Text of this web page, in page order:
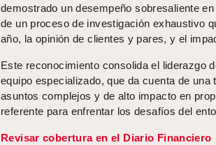
demostrado un desempeño sobresaliente
de un proceso de investigación exhaustivo
año, la opinión de clientes y pares, y el
Este reconocimiento consolida el liderazgo
equipo especializado, que da cuenta de
asuntos complejos y de alto impacto en
referente para enfrentar los desafíos del
Revisar cobertura en el Diario Financiero